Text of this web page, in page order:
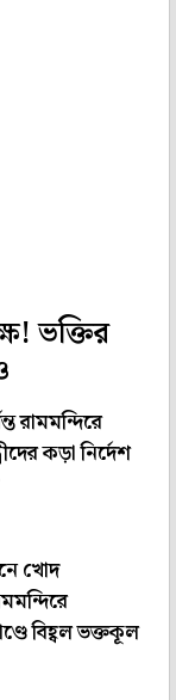
ভক্তির
রামমন্দিরে
কড়া নির্দেশ
খোদ
বিহ্বল ভক্তকূল